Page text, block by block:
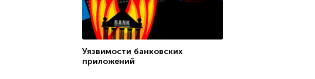
Уязвимости банковских
приложений